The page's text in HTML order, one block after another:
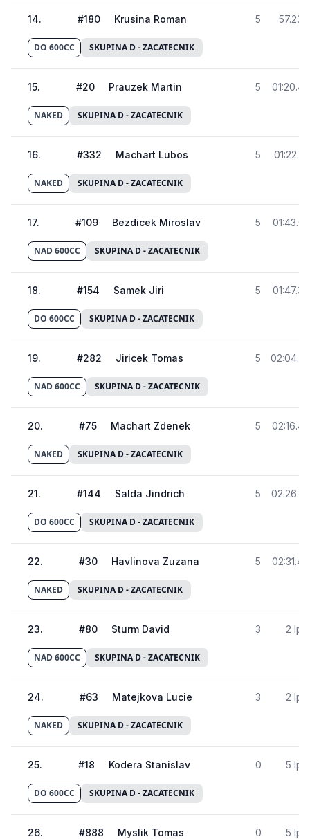
14. #180 Krusina Roman 5 57.239
DO 600CC SKUPINA D - ZACATECNIK
15. #20 Prauzek Martin 5
NAKED SKUPINA D - ZACATECNIK
16. #332 Machart Lubos 5
NAKED SKUPINA D - ZACATECNIK
17. #109 Bezdicek Miroslav 5
NAD 600CC SKUPINA D - ZACATECNIK
18. #154 Samek Jiri 5
DO 600CC SKUPINA D - ZACATECNIK
19. #282 Jiricek Tomas 5
NAD 600CC SKUPINA D - ZACATECNIK
20. #75 Machart Zdenek 5
NAKED SKUPINA D - ZACATECNIK
21. #144 Salda Jindrich 5
DO 600CC SKUPINA D - ZACATECNIK
22. #30 Havlinova Zuzana 5
NAKED SKUPINA D - ZACATECNIK
23. #80 Sturm David 3 2 lp
NAD 600CC SKUPINA D - ZACATECNIK
24. #63 Matejkova Lucie 3 2 lp
NAKED SKUPINA D - ZACATECNIK
25. #18 Kodera Stanislav 0 5 lp
DO 600CC SKUPINA D - ZACATECNIK
26. #888 Myslik Tomas 0 5 lp